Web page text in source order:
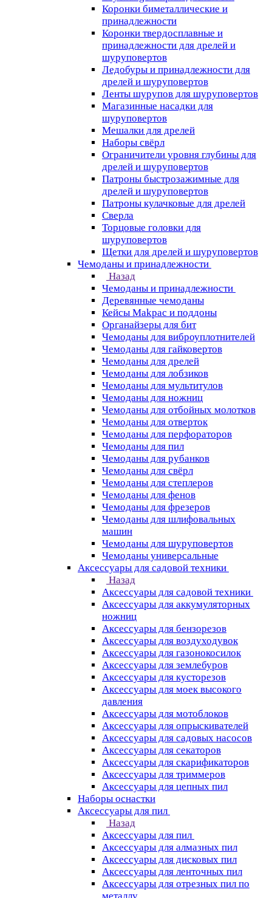
Коронки биметаллические и
принадлежности
Коронки твердосплавные и
принадлежности для дрелей и
шуруповертов
Ледобуры и принадлежности для
дрелей и шуруповертов
Ленты шурупов для шуруповертов
Магазинные насадки для
шуруповертов
Мешалки для дрелей
Наборы свёрл
Ограничители уровня глубины для
дрелей и шуруповертов
Патроны быстрозажимные для
дрелей и шуруповертов
Патроны кулачковые для дрелей
Сверла
Торцовые головки для
шуруповертов
Щетки для дрелей и шуруповертов
Чемоданы и принадлежности
Назад
Чемоданы и принадлежности
Деревянные чемоданы
Кейсы Makpac и поддоны
Органайзеры для бит
Чемоданы для виброуплотнителей
Чемоданы для гайковертов
Чемоданы для дрелей
Чемоданы для лобзиков
Чемоданы для мультитулов
Чемоданы для ножниц
Чемоданы для отбойных молотков
Чемоданы для отверток
Чемоданы для перфораторов
Чемоданы для пил
Чемоданы для рубанков
Чемоданы для свёрл
Чемоданы для степлеров
Чемоданы для фенов
Чемоданы для фрезеров
Чемоданы для шлифовальных
машин
Чемоданы для шуруповертов
Чемоданы универсальные
Аксессуары для садовой техники
Назад
Аксессуары для садовой техники
Аксессуары для аккумуляторных
ножниц
Аксессуары для бензорезов
Аксессуары для воздуходувок
Аксессуары для газонокосилок
Аксессуары для землебуров
Аксессуары для кусторезов
Аксессуары для моек высокого
давления
Аксессуары для мотоблоков
Аксессуары для опрыскивателей
Аксессуары для садовых насосов
Аксессуары для секаторов
Аксессуары для скарификаторов
Аксессуары для триммеров
Аксессуары для цепных пил
Наборы оснастки
Аксессуары для пил
Назад
Аксессуары для пил
Аксессуары для алмазных пил
Аксессуары для дисковых пил
Аксессуары для ленточных пил
Аксессуары для отрезных пил по